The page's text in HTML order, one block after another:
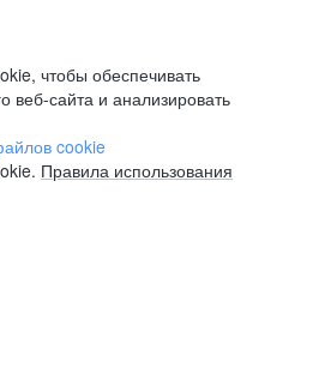
чтобы обеспечивать
веб-сайта и анализировать
cookie
Правила использования